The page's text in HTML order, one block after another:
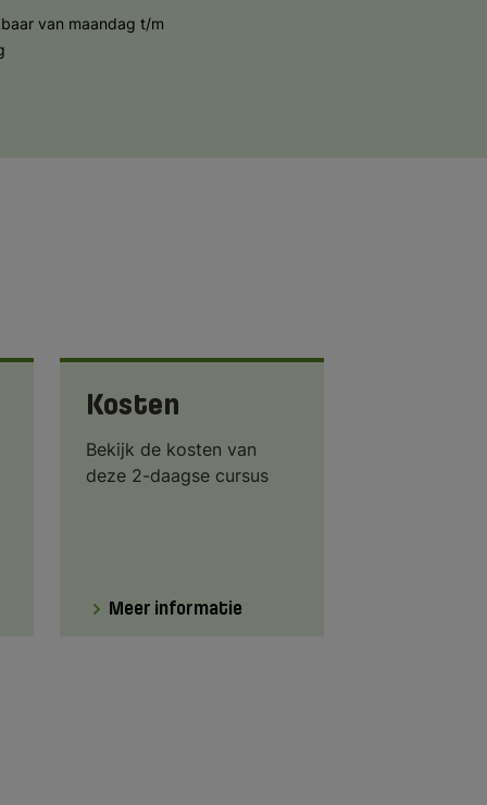
van maandag t/m
Kosten
Bekijk de kosten van
deze 2-daagse cursus
Meer informatie